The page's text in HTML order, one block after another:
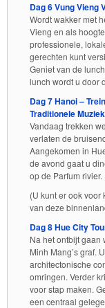
Dag 6 Vung Vieng
Wordt wakker met
Vieng en als
professionele,
gerechten kunt
Geniet van de
lunch wordt u door
Dag 7 Hanoi –
Traditionele
Vandaag trekken
verlaten de
Aangekomen in
de avond gaat u
op de Parfum rivier.
(U kunt er ook
van deze
Dag 8 Hue City
Na het ontbijt gaan
Minh Mang’s graf.
architectonische
omringen. Verder
voor stap maken.
een centraal